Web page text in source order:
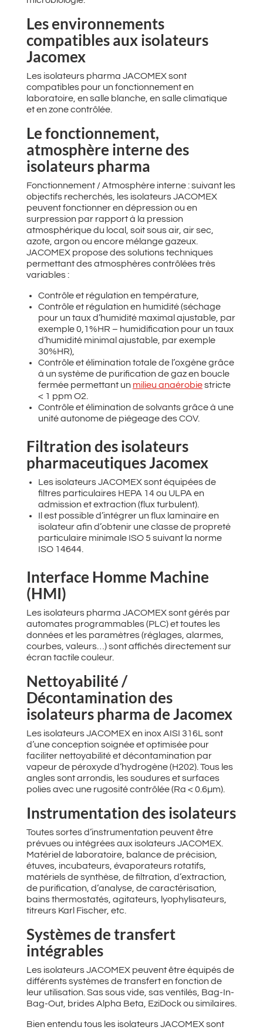
Les environnements
compatibles aux isolateurs
Jacomex
Les isolateurs pharma JACOMEX sont
compatibles pour un fonctionnement en
laboratoire, en salle blanche, en salle climatique
et en zone contrôlée.
Le fonctionnement,
atmosphère interne des
isolateurs pharma
Fonctionnement / Atmosphère interne : suivant les
objectifs recherchés, les isolateurs JACOMEX
peuvent fonctionner en dépression ou en
surpression par rapport à la pression
atmosphérique du local, soit sous air, air sec,
azote, argon ou encore mélange gazeux.
JACOMEX propose des solutions techniques
permettant des atmosphères contrôlées très
variables :
Contrôle et régulation en température,
Contrôle et régulation en humidité (séchage
pour un taux d’humidité maximal ajustable, par
exemple 0,1%HR – humidification pour un taux
d’humidité minimal ajustable, par exemple
30%HR),
Contrôle et élimination totale de l’oxgène grâce
à un système de purification de gaz en boucle
fermée permettant un milieu anaérobiestricte
< 1 ppm O2.
Contrôle et élimination de solvants grâce à une
unité autonome de piégeage des COV.
Filtration des isolateurs
pharmaceutiques Jacomex
Les isolateurs JACOMEX sont équipées de
filtres particulaires HEPA 14 ou ULPA en
admission et extraction (flux turbulent).
Il est possible d’intégrer un flux laminaire en
isolateur afin d’obtenir une classe de propreté
particulaire minimale ISO 5 suivant la norme
ISO 14644.
Interface Homme Machine
(HMI)
Les isolateurs pharma JACOMEX sont gérés par
automates programmables (PLC) et toutes les
données et les paramètres (réglages, alarmes,
courbes, valeurs…) sont affichés directement sur
écran tactile couleur.
Nettoyabilité /
Décontamination des
isolateurs pharma de Jacomex
Les isolateurs JACOMEX en inox AISI 316L sont
d’une conception soignée et optimisée pour
faciliter nettoyabilité et décontamination par
vapeur de péroxyde d’hydrogène (H202). Tous les
angles sont arrondis, les soudures et surfaces
polies avec une rugosité contrôlée (Ra < 0.6µm).
Instrumentation des isolateurs
Toutes sortes d’instrumentation peuvent être
prévues ou intégrées aux isolateurs JACOMEX.
Matériel de laboratoire, balance de précision,
étuves, incubateurs, évaporateurs rotatifs,
matériels de synthèse, de filtration, d’extraction,
de purification, d’analyse, de caractérisation,
bains thermostatés, agitateurs, lyophylisateurs,
titreurs Karl Fischer, etc.
Systèmes de transfert
intégrables
Les isolateurs JACOMEX peuvent être équipés de
différents systèmes de transfert en fonction de
leur utilisation. Sas sous vide, sas ventilés, Bag-In-
Bag-Out, brides Alpha Beta, EziDock ou similaires.
Bien entendu tous les isolateurs JACOMEX sont